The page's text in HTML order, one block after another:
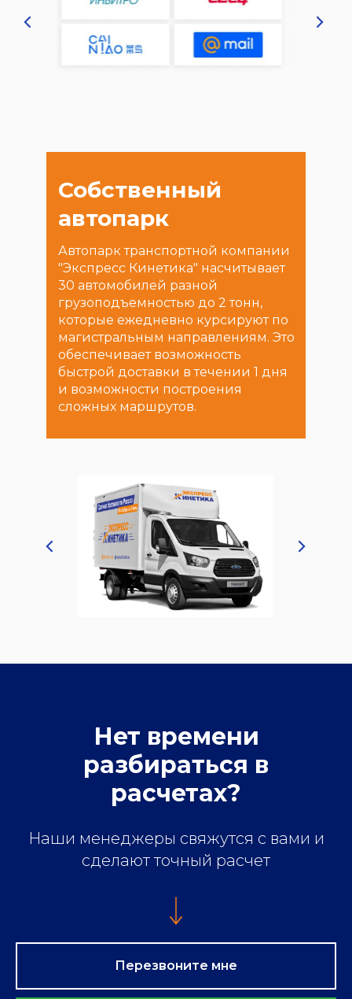
Собственный
автопарк
Автопарк транспортной компании
"Экспресс Кинетика" насчитывает
30 автомобилей разной
грузоподъемностью до 2 тонн,
которые ежедневно курсируют по
магистральным направлениям. Это
обеспечивает возможность
быстрой доставки в течении 1 дня
и возможности построения
сложных маршрутов.
Нет времени
разбираться в
расчетах?
Наши менеджеры свяжутся с вами и
сделают точный расчет
Перезвоните мне